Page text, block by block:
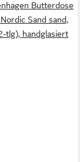
Butterdose
Sand sand,
tlg), handglasiert